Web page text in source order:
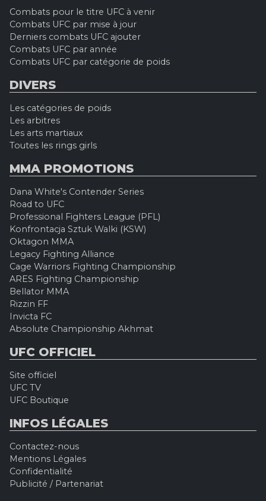
Combats pour le titre UFC à venir
Combats UFC par mise à jour
Derniers combats UFC ajouter
Combats UFC par année
Combats UFC par catégorie de poids
DIVERS
Les catégories de poids
Les arbitres
Les arts martiaux
Toutes les rings girls
MMA PROMOTIONS
Dana White's Contender Series
Road to UFC
Professional Fighters League (PFL)
Konfrontacja Sztuk Walki (KSW)
Oktagon MMA
Legacy Fighting Alliance
Cage Warriors Fighting Championship
ARES Fighting Championship
Bellator MMA
Rizzin FF
Invicta FC
Absolute Championship Akhmat
UFC OFFICIEL
Site officiel
UFC TV
UFC Boutique
INFOS LÉGALES
Contactez-nous
Mentions Légales
Confidentialité
Publicité / Partenariat